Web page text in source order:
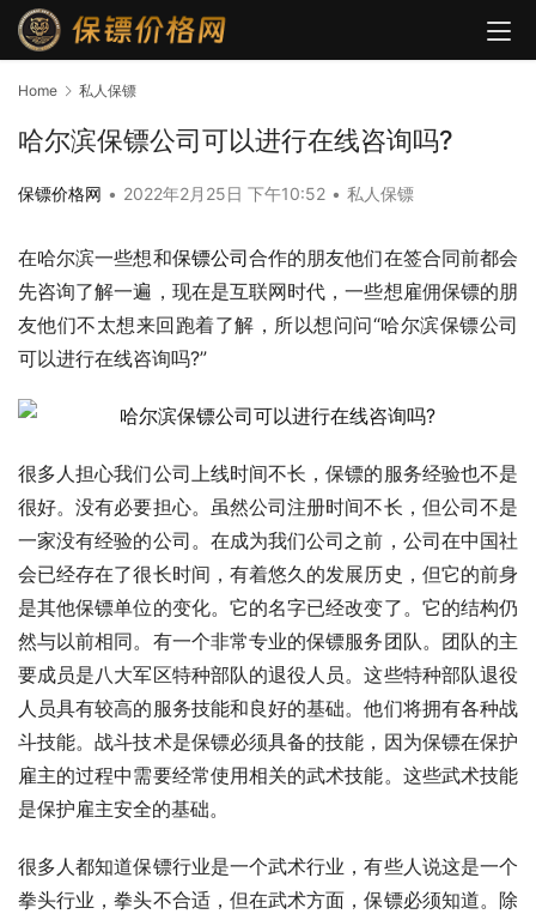
Home 私人保镖
哈尔滨保镖公司可以进行在线咨询吗?
保镖价格网 • 2022年2月25日 下午10:52 • 私人保镖
在哈尔滨一些想和保镖公司合作的朋友他们在签合同前都会
先咨询了解一遍，现在是互联网时代，一些想雇佣保镖的朋
友他们不太想来回跑着了解，所以想问问“哈尔滨保镖公司
可以进行在线咨询吗?”
很多人担心我们公司上线时间不长，保镖的服务经验也不是
很好。没有必要担心。虽然公司注册时间不长，但公司不是
一家没有经验的公司。在成为我们公司之前，公司在中国社
会已经存在了很长时间，有着悠久的发展历史，但它的前身
是其他保镖单位的变化。它的名字已经改变了。它的结构仍
然与以前相同。有一个非常专业的保镖服务团队。团队的主
要成员是八大军区特种部队的退役人员。这些特种部队退役
人员具有较高的服务技能和良好的基础。他们将拥有各种战
斗技能。战斗技术是保镖必须具备的技能，因为保镖在保护
雇主的过程中需要经常使用相关的武术技能。这些武术技能
是保护雇主安全的基础。
很多人都知道保镖行业是一个武术行业，有些人说这是一个
拳头行业，拳头不合适，但在武术方面，保镖必须知道。除